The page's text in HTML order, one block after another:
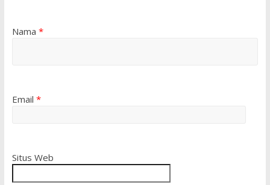
Nama *
Email *
Situs Web